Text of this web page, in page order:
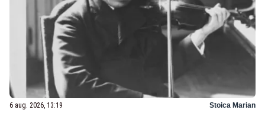
6 aug. 2026, 13:19 Stoica Marian